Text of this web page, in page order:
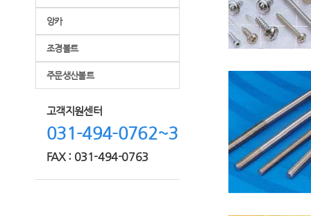
앙카
조경볼트
주문생산볼트
고객지원센터
031-494-0762~3
FAX : 031-494-0763